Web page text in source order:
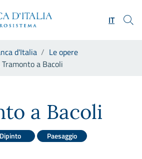
IT
d'Italia
Le opere
a Bacoli
a Bacoli
Dipinto Paesaggio